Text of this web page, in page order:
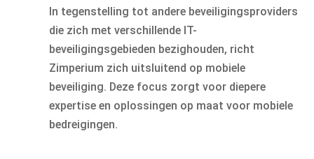
In tegenstelling tot andere beveiligingsproviders
die zich met verschillende IT-
beveiligingsgebieden bezighouden, richt
Zimperium zich uitsluitend op mobiele
beveiliging. Deze focus zorgt voor diepere
expertise en oplossingen op maat voor mobiele
bedreigingen.